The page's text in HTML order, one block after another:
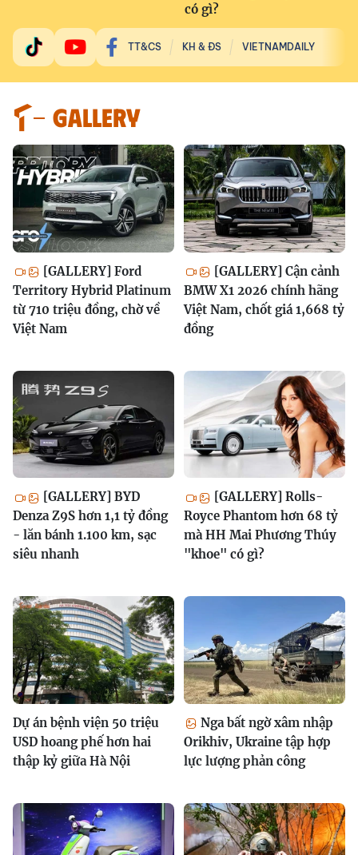
có gì?
TT&CS KH & ĐS VIETNAMDAILY
GALLERY
[GALLERY] Ford
Territory Hybrid Platinum
từ 710 triệu đồng, chờ về
Việt Nam
[GALLERY] Cận cảnh
BMW X1 2026 chính hãng
Việt Nam, chốt giá 1,668 tỷ
đồng
[GALLERY] BYD
Denza Z9S hơn 1,1 tỷ đồng
- lăn bánh 1.100 km, sạc
siêu nhanh
[GALLERY] Rolls-
Royce Phantom hơn 68 tỷ
mà HH Mai Phương Thúy
"khoe" có gì?
Dự án bệnh viện 50 triệu
USD hoang phế hơn hai
thập kỷ giữa Hà Nội
Nga bất ngờ xâm nhập
Orikhiv, Ukraine tập hợp
lực lượng phản công